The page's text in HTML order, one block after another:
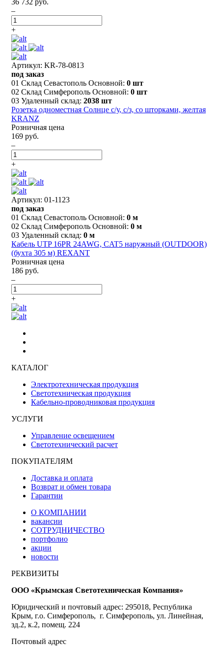
–
+
Артикул: KR-78-0813
под заказ
01 Склад Севастополь Основной: 0 шт
02 Склад Симферополь Основной: 0 шт
03 Удаленный склад: 2038 шт
Розетка одноместная Солнце с/у, с/з, со шторками, желтая
KRANZ
Розничная цена
169 руб.
–
+
Артикул: 01-1123
под заказ
01 Склад Севастополь Основной: 0 м
02 Склад Симферополь Основной: 0 м
03 Удаленный склад: 0 м
Кабель UTP 16PR 24AWG, CAT5 наружный (OUTDOOR)
(бухта 305 м) REXANT
Розничная цена
186 руб.
–
+
КАТАЛОГ
Электротехническая продукция
Светотехническая продукция
Кабельно-проводниковая продукция
УСЛУГИ
Управление освещением
Светотехнический расчет
ПОКУПАТЕЛЯМ
Доставка и оплата
Возврат и обмен товара
Гарантии
О КОМПАНИИ
вакансии
СОТРУДНИЧЕСТВО
портфолио
акции
новости
РЕКВИЗИТЫ
ООО «Крымская Светотехническая Компания»
Юридический и почтовый адрес: 295018, Республика
Крым, г.о. Симферополь, г. Симферополь, ул. Линейная,
зд.2, к.2, помещ. 224
Почтовый адрес